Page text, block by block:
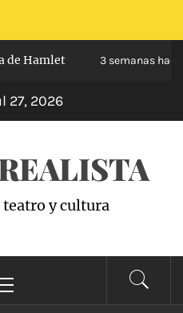
Hamlet 3 semanas hace
27, 2026
teatro y cultura
principal